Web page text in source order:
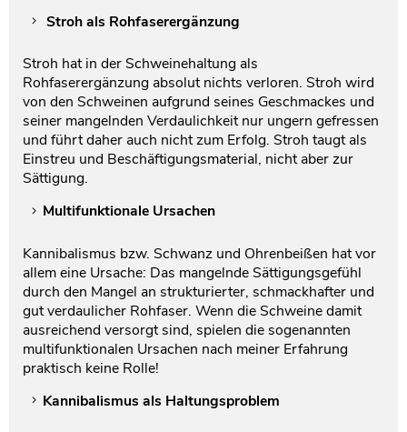
Stroh als Rohfaserergänzung
Stroh hat in der Schweinehaltung als
Rohfaserergänzung absolut nichts verloren. Stroh wird
von den Schweinen aufgrund seines Geschmackes und
seiner mangelnden Verdaulichkeit nur ungern gefressen
und führt daher auch nicht zum Erfolg. Stroh taugt als
Einstreu und Beschäftigungsmaterial, nicht aber zur
Sättigung.
Multifunktionale Ursachen
Kannibalismus bzw. Schwanz und Ohrenbeißen hat vor
allem eine Ursache: Das mangelnde Sättigungsgefühl
durch den Mangel an strukturierter, schmackhafter und
gut verdaulicher Rohfaser. Wenn die Schweine damit
ausreichend versorgt sind, spielen die sogenannten
multifunktionalen Ursachen nach meiner Erfahrung
praktisch keine Rolle!
Kannibalismus als Haltungsproblem